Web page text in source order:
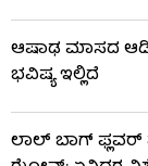
ಆಷಾಢ ಮಾಸದ ಆಡಿ
ಭವಿಷ್ಯ ಇಲ್ಲಿದೆ
ಲಾಲ್ ಬಾಗ್ ಫ್ಲವರ್